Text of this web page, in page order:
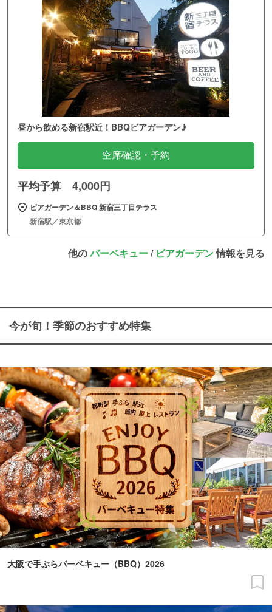
昼から飲める新宿駅近！BBQビアガーデン♪
空席確認・予約
平均予算 4,000円
ビアガーデン＆BBQ 新宿三丁目テラス
新宿駅／東京都
他のバーベキュー/ ビアガーデン情報を見る
今が旬！季節のおすすめ特集
大阪で手ぶらバーベキュー（BBQ）2026